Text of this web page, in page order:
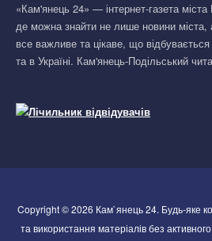
«Кам'янець 24» — інтернет-газета
де можна знайти не лише новини міста,
все важливе та цікаве, що
та в Україні. Кам'янець-Подільський
Copyright © 2026 Кам`янець 24. Будь-яке
та використання матеріалів без